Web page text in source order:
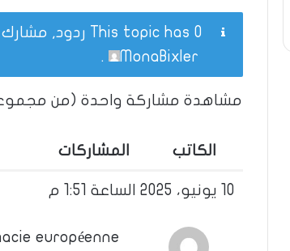
This topic has 0 ردود, مشارك واحد, and was last updated
MonaBixler
.
مشاهدة مشاركة واحدة (من مجموع
الكاتب المشاركات
10 يونيو، 2025 الساعة 1:51 م
européenne